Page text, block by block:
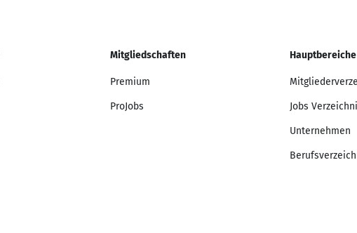
Mitgliedschaften
Premium
ProJobs
Hauptbereiche
Jobs
Unternehmen